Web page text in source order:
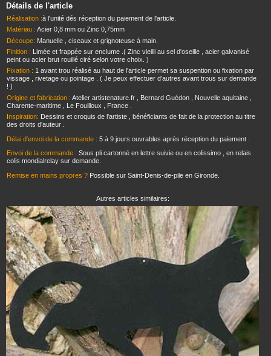
Détails de l'article
Réalisation :à l'unité dés réception du paiement de l'article.
Matériau : Acier 0,8 mm ou Zinc 0,75mm
Découpe: Manuelle , ciseaux et grignoteuse à main.
Finition : Limée et frappée sur enclume .( Zinc vieilli au sel d'oseille , acier galvanisé
peint ou acier brut rouillé ciré selon votre choix. )
Fixation : 1 avant trou réalisé au haut de l'article permet sa suspention ou fixation par
vissage , rivetage ou pointage . ( Je peux effectuer d'autres avant trous sur demande
! )
Origine et fabrication : Atelier artistenature.fr , Bernard Guédon , Nouvelle aquitaine ,
Charente-maritime , Le Fouilloux , France .
Inspiration: Dessins et croquis de l'artiste , bénéficiants de fait de la protection au titre
des droits d'auteur .
Délai d'envoi de la commande : 5 à 9 jours ouvrables après réception du paiement .
Envoi de la commande : Sous pli cartonné en lettre suivie ou en colissimo , en relais
colis mondialrelay sur demande.
Remise en mains propres ? Possible sur Saint-Denis-de-pile en Gironde.
Autres articles similaires: